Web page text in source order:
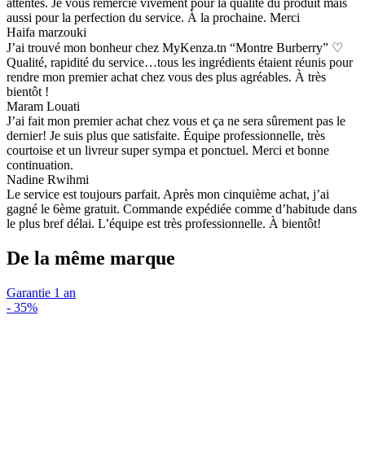
attentes. Je vous remercie vivement pour la qualité du produit mais
aussi pour la perfection du service. À la prochaine. Merci
Haifa marzouki
J’ai trouvé mon bonheur chez MyKenza.tn “Montre Burberry” ♡
Qualité, rapidité du service…tous les ingrédients étaient réunis pour
rendre mon premier achat chez vous des plus agréables. À très
bientôt !
Maram Louati
J’ai fait mon premier achat chez vous et ça ne sera sûrement pas le
dernier! Je suis plus que satisfaite. Équipe professionnelle, très
courtoise et un livreur super sympa et ponctuel. Merci et bonne
continuation.
Nadine Rwihmi
Le service est toujours parfait. Après mon cinquième achat, j’ai
gagné le 6ème gratuit. Commande expédiée comme d’habitude dans
le plus bref délai. L’équipe est très professionnelle. À bientôt!
De la même marque
Garantie 1 an
- 35%